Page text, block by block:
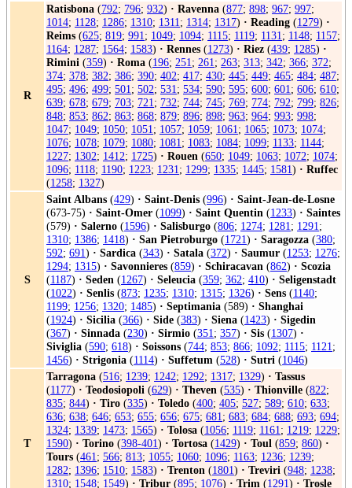
R
Ratisbona (792; 796; 932) · Ravenna (877; 898; 967; 997;
1014; 1128; 1286; 1310; 1311; 1314; 1317) · Reading (1279) ·
Reims (625; 819; 991; 1049; 1094; 1115; 1119; 1131; 1148; 1157;
1164; 1287; 1564; 1583) · Rennes (1273) · Riez (439; 1285) ·
Rimini (359) · Roma (196; 251; 261; 263; 313; 342; 366; 372;
374; 378; 382; 386; 390; 402; 417; 430; 445; 449; 465; 484; 487;
495; 496; 499; 501; 502; 531; 534; 590; 595; 600; 601; 606; 610;
639; 678; 679; 703; 721; 732; 744; 745; 769; 774; 792; 799; 826;
848; 853; 862; 863; 868; 879; 896; 898; 963; 964; 993; 998;
1047; 1049; 1050; 1051; 1057; 1059; 1061; 1065; 1073; 1074;
1076; 1078; 1079; 1080; 1081; 1083; 1084; 1099; 1133; 1144;
1227; 1302; 1412; 1725) · Rouen (650; 1049; 1063; 1072; 1074;
1096; 1118; 1190; 1223; 1231; 1299; 1335; 1445; 1581) · Ruffec
(1258; 1327)
S
Saint Albans (429) · Saint-Denis (996) · Saint-Jean-de-Losne
(673-75) · Saint-Omer (1099) · Saint Quentin (1233) · Saintes
(579) · Salerno (1596) · Salisburgo (806; 1274; 1281; 1291;
1310; 1386; 1418) · San Pietroburgo (1721) · Saragozza (380;
592; 691) · Sardica (343) · Satala (372) · Saumur (1253; 1276;
1294; 1315) · Savonnieres (859) · Schiracavan (862) · Scozia
(1187) · Seden (1267) · Seleucia (359; 362; 410) · Seligenstadt
(1022) · Senlis (873; 1235; 1310; 1315; 1326) · Sens (1140;
1199; 1256; 1320; 1485) · Septimania (589) · Shanghai
(1924) · Sicilia (366) · Side (383) · Siena (1423) · Sigedin
(367) · Sinnada (230) · Sirmio (351; 357) · Sis (1307) ·
Siviglia (590; 618) · Soissons (744; 853; 866; 1092; 1115; 1121;
1456) · Strigonia (1114) · Suffetum (528) · Sutri (1046)
T
Tarragona (516; 1239; 1242; 1292; 1317; 1329) · Tassus
(1177) · Teodosiopoli (629) · Theven (535) · Thionville (822;
835; 844) · Tiro (335) · Toledo (400; 405; 527; 589; 610; 633;
636; 638; 646; 653; 655; 656; 675; 681; 683; 684; 688; 693; 694;
1324; 1339; 1473; 1565) · Tolosa (1056; 1119; 1161; 1219; 1229;
1590) · Torino (398-401) · Tortosa (1429) · Toul (859; 860) ·
Tours (461; 566; 813; 1055; 1060; 1096; 1163; 1236; 1239;
1282; 1396; 1510; 1583) · Trenton (1801) · Treviri (948; 1238;
1310; 1548; 1549) · Tribur (895; 1076) · Trim (1291) · Trosle